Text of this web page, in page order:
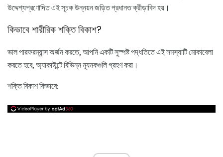
উদ্দেশ্যপ্রণোদিত এই সূচক উন্নয়ন জড়িত প্রধানত ক্রীড়াবিদ হয়।
কিভাবে শারীরিক শক্তি বিকাশ?
ভাল পারফরম্যান্স অর্জন করতে, আপনি একটি সুস্পষ্ট পদ্ধতিতে এই সমস্যাটি মোকাবেলা
করতে হবে, অ্যাকাউন্টে বিভিন্ন নূ্যনকগুলি গ্রহণ করা।
শক্তি বিকাশ কিভাবে: